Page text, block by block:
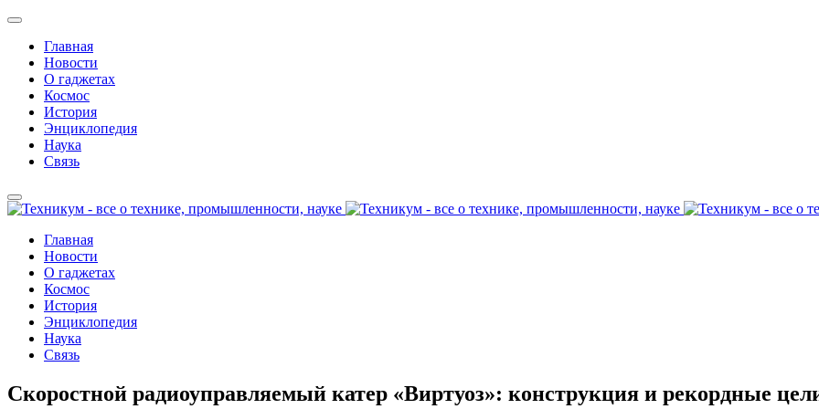
Главная
Новости
О гаджетах
Космос
История
Энциклопедия
Наука
Связь
Главная
Новости
О гаджетах
Космос
История
Энциклопедия
Наука
Связь
Скоростной радиоуправляемый катер «Виртуоз»: конструкция и рекордные